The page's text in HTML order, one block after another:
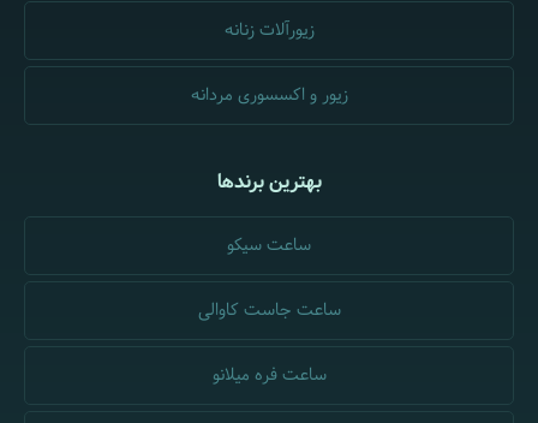
زیورآلات زنانه
زیور و اکسسوری مردانه
بهترین برندها
ساعت سیکو
ساعت جاست کاوالی
ساعت فره میلانو